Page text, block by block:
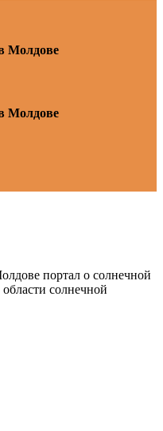
Молдове
Молдове
портал о солнечной
солнечной